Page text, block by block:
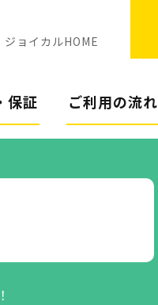
ジョイカルHOME
保証 ご利用の流れ